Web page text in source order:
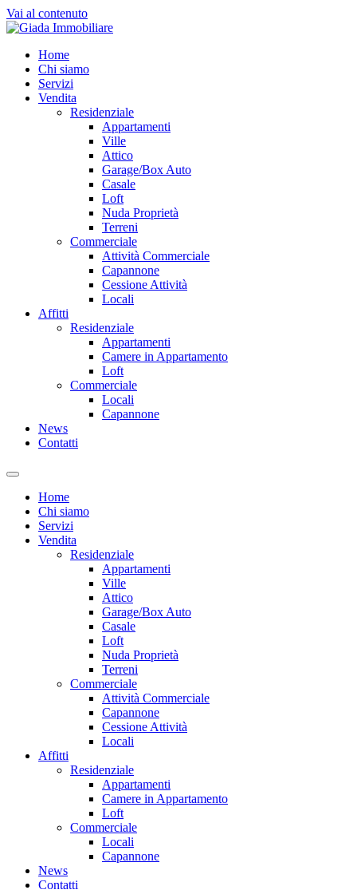
Vai al contenuto
Home
Chi siamo
Servizi
Vendita
Residenziale
Appartamenti
Ville
Attico
Garage/Box Auto
Casale
Loft
Nuda Proprietà
Terreni
Commerciale
Attività Commerciale
Capannone
Cessione Attività
Locali
Affitti
Residenziale
Appartamenti
Camere in Appartamento
Loft
Commerciale
Locali
Capannone
News
Contatti
Home
Chi siamo
Servizi
Vendita
Residenziale
Appartamenti
Ville
Attico
Garage/Box Auto
Casale
Loft
Nuda Proprietà
Terreni
Commerciale
Attività Commerciale
Capannone
Cessione Attività
Locali
Affitti
Residenziale
Appartamenti
Camere in Appartamento
Loft
Commerciale
Locali
Capannone
News
Contatti